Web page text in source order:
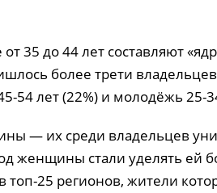
35 до 44 лет составляют
более трети
54 лет (22%) и молодёжь 25-
— их среди владельцев
женщины стали уделять ей
топ-25 регионов, жители